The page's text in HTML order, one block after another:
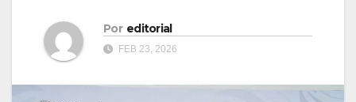
Por editorial
FEB 23, 2026